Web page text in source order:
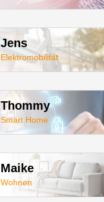
Jens
Elektromobilität
Thommy
Smart Home
Maike
Wohnen